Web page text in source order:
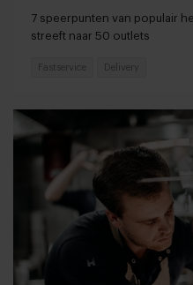
7 speerpunten van populair
streeft naar 50 outlets
Fastservice Delivery